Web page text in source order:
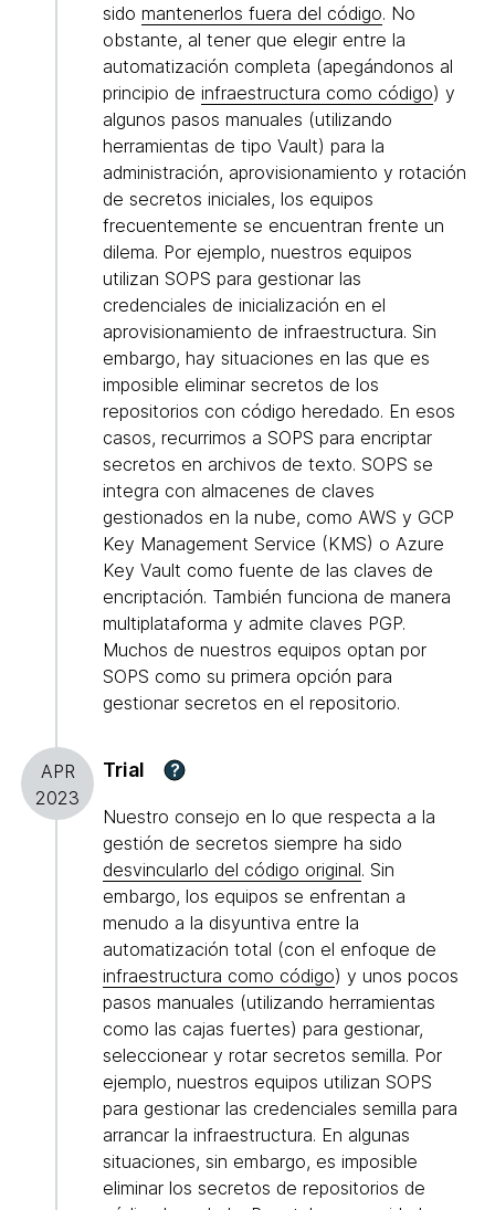
sido mantenerlos fuera del código. No
obstante, al tener que elegir entre la
automatización completa (apegándonos al
principio de infraestructura como código) y
algunos pasos manuales (utilizando
herramientas de tipo Vault) para la
administración, aprovisionamiento y rotación
de secretos iniciales, los equipos
frecuentemente se encuentran frente un
dilema. Por ejemplo, nuestros equipos
utilizan SOPS para gestionar las
credenciales de inicialización en el
aprovisionamiento de infraestructura. Sin
embargo, hay situaciones en las que es
imposible eliminar secretos de los
repositorios con código heredado. En esos
casos, recurrimos a SOPS para encriptar
secretos en archivos de texto. SOPS se
integra con almacenes de claves
gestionados en la nube, como AWS y GCP
Key Management Service (KMS) o Azure
Key Vault como fuente de las claves de
encriptación. También funciona de manera
multiplataforma y admite claves PGP.
Muchos de nuestros equipos optan por
SOPS como su primera opción para
gestionar secretos en el repositorio.
APR
2023
Trial ?
Nuestro consejo en lo que respecta a la
gestión de secretos siempre ha sido
desvincularlo del código original. Sin
embargo, los equipos se enfrentan a
menudo a la disyuntiva entre la
automatización total (con el enfoque de
infraestructura como código) y unos pocos
pasos manuales (utilizando herramientas
como las cajas fuertes) para gestionar,
seleccionear y rotar secretos semilla. Por
ejemplo, nuestros equipos utilizan SOPS
para gestionar las credenciales semilla para
arrancar la infraestructura. En algunas
situaciones, sin embargo, es imposible
eliminar los secretos de repositorios de